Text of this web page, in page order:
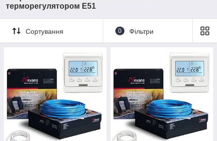
терморегулятором Е51
Сортування 0 Фільтри